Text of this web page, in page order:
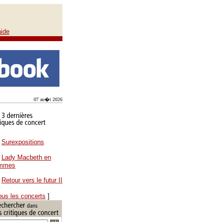
07 ao�t 2026
Surexpositions
Lady Macbeth en
Retour vers le futur II
les concerts ]